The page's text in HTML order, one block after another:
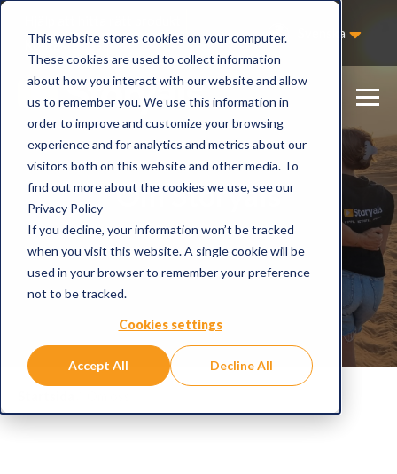
This website stores cookies on your computer.
These cookies are used to collect information
about how you interact with our website and allow
us to remember you. We use this information in
order to improve and customize your browsing
experience and for analytics and metrics about our
visitors both on this website and other media. To
find out more about the cookies we use, see our
Privacy Policy
If you decline, your information won’t be tracked
when you visit this website. A single cookie will be
used in your browser to remember your preference
not to be tracked.
Cookies settings
Accept All Decline All
Kontakta oss
Svenska
Om Storyals